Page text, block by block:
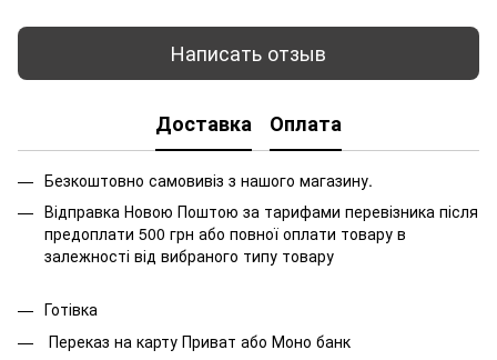
Написать отзыв
Доставка Оплата
Безкоштовно самовивіз з нашого магазину.
Відправка Новою Поштою за тарифами перевізника після
предоплати 500 грн або повної оплати товару в
залежності від вибраного типу товару
Готівка
Переказ на карту Приват або Моно банк